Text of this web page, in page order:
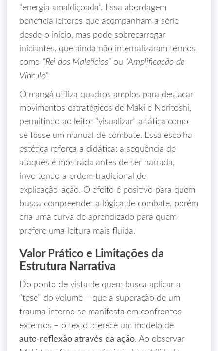
“energia amaldiçoada”. Essa abordagem
beneficia leitores que acompanham a série
desde o início, mas pode sobrecarregar
iniciantes, que ainda não internalizaram termos
como “Rei dos Malefícios” ou “Amplificação de
Vínculo”.
O mangá utiliza quadros amplos para destacar
movimentos estratégicos de Maki e Noritoshi,
permitindo ao leitor “visualizar” a tática como
se fosse um manual de combate. Essa escolha
estética reforça a didática: a sequência de
ataques é mostrada antes de ser narrada,
invertendo a ordem tradicional de
explicação‑ação. O efeito é positivo para quem
busca compreender a lógica de combate, porém
cria uma curva de aprendizado para quem
prefere uma leitura mais fluida.
Valor Prático e Limitações da
Estrutura Narrativa
Do ponto de vista de quem busca aplicar a
“tese” do volume – que a superação de um
trauma interno se manifesta em confrontos
externos – o texto oferece um modelo de
auto‑reflexão através da ação. Ao observar